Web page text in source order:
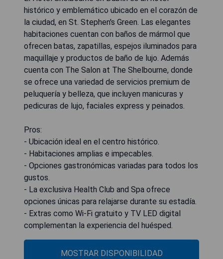
histórico y emblemático ubicado en el corazón de
la ciudad, en St. Stephen's Green. Las elegantes
habitaciones cuentan con baños de mármol que
ofrecen batas, zapatillas, espejos iluminados para
maquillaje y productos de baño de lujo. Además
cuenta con The Salon at The Shelbourne, donde
se ofrece una variedad de servicios premium de
peluquería y belleza, que incluyen manicuras y
pedicuras de lujo, faciales express y peinados.
Pros:
- Ubicación ideal en el centro histórico.
- Habitaciones amplias e impecables.
- Opciones gastronómicas variadas para todos los
gustos.
- La exclusiva Health Club and Spa ofrece
opciones únicas para relajarse durante su estadía.
- Extras como Wi-Fi gratuito y TV LED digital
complementan la experiencia del huésped.
MOSTRAR DISPONIBILIDAD